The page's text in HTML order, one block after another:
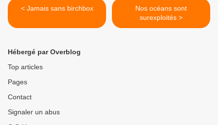
< Jamais sans birchbox
Nos océans sont
surexploités >
Hébergé par Overblog
Top articles
Pages
Contact
Signaler un abus